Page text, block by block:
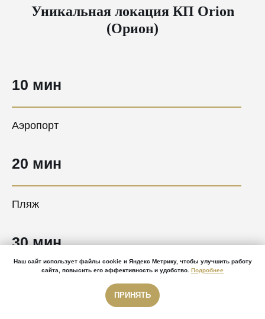
Уникальная локация КП Orion
(Орион)
10 мин
Аэропорт
20 мин
Пляж
30 мин
Звонок бесплатный
Звонок бесплатный
Наш сайт использует файлы cookie и Яндекс Метрику, чтобы улучшить работу
сайта, повысить его эффективность и удобство. Подробнее
ПРИНЯТЬ